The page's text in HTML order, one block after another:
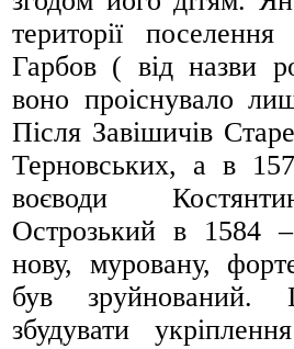
території
Гарбов ( від назви
воно проіснувало
Після Завішичів
Терновських, а в
воєводи
Острозький в 1584
нову, муровану,
був
збудувати